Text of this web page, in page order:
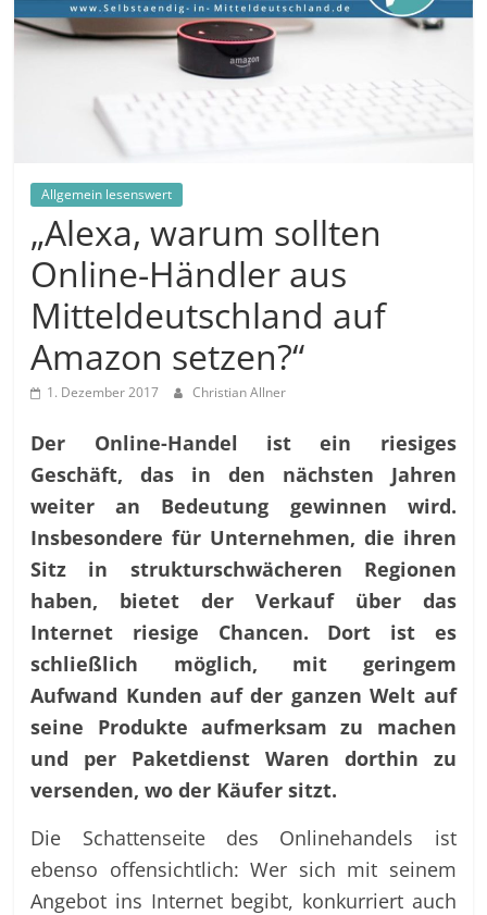
in
und
außerhalb
Allgemein lesenswert
„Alexa, warum sollten
Online-Händler aus
Mitteldeutschland auf
Amazon setzen?“
1. Dezember 2017 Christian Allner
Der Online-Handel ist ein riesiges
Geschäft, das in den nächsten Jahren
weiter an Bedeutung gewinnen wird.
Insbesondere für Unternehmen, die ihren
Sitz in strukturschwächeren Regionen
haben, bietet der Verkauf über das
Internet riesige Chancen. Dort ist es
schließlich möglich, mit geringem
Aufwand Kunden auf der ganzen Welt auf
seine Produkte aufmerksam zu machen
und per Paketdienst Waren dorthin zu
versenden, wo der Käufer sitzt.
Die Schattenseite des Onlinehandels ist
ebenso offensichtlich: Wer sich mit seinem
Angebot ins Internet begibt, konkurriert auch